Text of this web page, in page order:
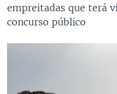
empreitadas que terá
concurso público